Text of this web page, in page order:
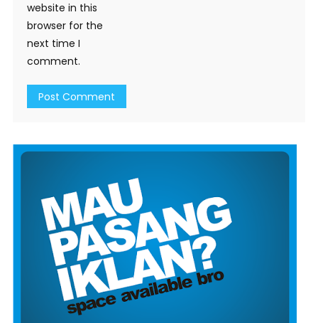
website in this
browser for the
next time I
comment.